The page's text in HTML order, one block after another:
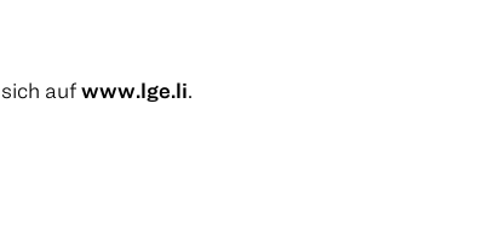
aufwww.lge.li.